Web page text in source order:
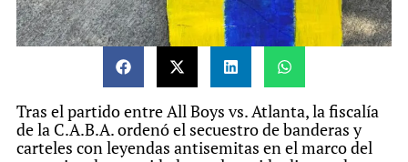
La medida busca acompañar la realidad de los
clubes, que cumplen un rol social, deportivo y
cultural fundamental, y facilitarles la generación de
ingresos propios ante el aumento de los costos
operativos. Para acceder a este beneficio, los clubes
deberán estar inscriptos en elRegistro Único de
Instituciones Deportivas, contar con
certificado de Club de Barrio y cumplir con las
Tras el partido entre All Boys vs. Atlanta, la fiscalía
de la C.A.B.A. ordenó el secuestro de banderas y
carteles con leyendas antisemitas en el marco del